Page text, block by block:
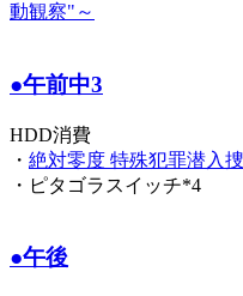
動観察"～
●午前中3
HDD消費
・ 絶対零度 特殊犯罪潜入
・ピタゴラスイッチ*4
●午後